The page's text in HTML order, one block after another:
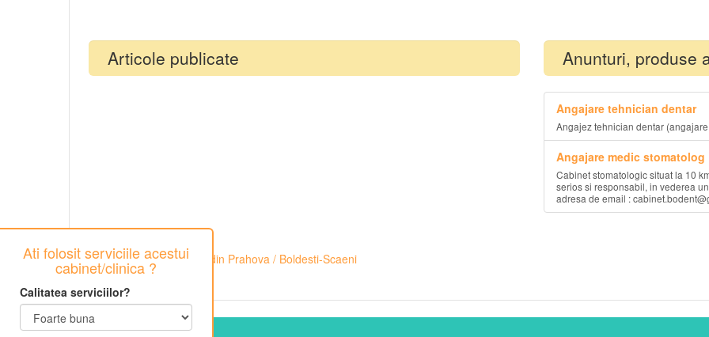
Articole publicate Anunturi, produse
Angajare tehnician dentar
Angajez tehnician dentar
Angajare medic stomatolog
Cabinet stomatologic situat la 10
serios si responsabil, in vederea
adresa de email :
Ati folosit serviciile acestui
cabinet/clinica ?
Calitatea serviciilor?
Cabinete stomatologice din Prahova / Boldesti-Scaeni